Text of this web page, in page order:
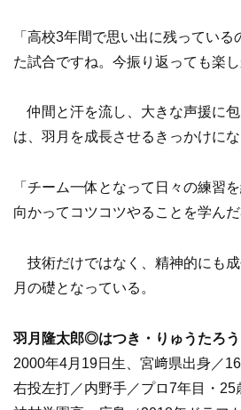
「高校3年間で思い出に残ってい
た試合ですね。今振り返っても楽し
仲間と汗を流し、大きな声援に
は、羽月を成長させるきっかけにな
「チーム一体となって日々の練習
向かってコツコツやることを学んだ
技術だけではなく、精神的にも
月の礎となっている。
羽月隆太郎◎はつき・りゅうたろう
2000年4月19日生、宮﨑県出身／
右投左打／内野手／プロ7年目・25